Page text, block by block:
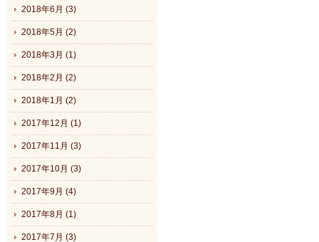
2018年6月 (3)
2018年5月 (2)
2018年3月 (1)
2018年2月 (2)
2018年1月 (2)
2017年12月 (1)
2017年11月 (3)
2017年10月 (3)
2017年9月 (4)
2017年8月 (1)
2017年7月 (3)